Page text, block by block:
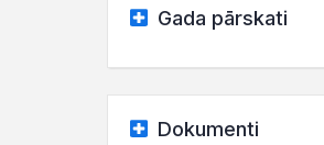
Gada pārskati
Dokumenti